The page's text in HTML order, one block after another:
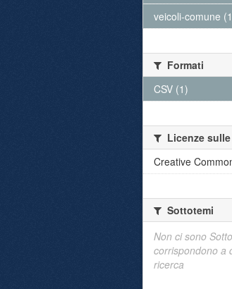
veicoli-comune
Formati
CSV (1)
Licenze
Creative
Sottotemi
Non ci sono
corrispondono a
ricerca